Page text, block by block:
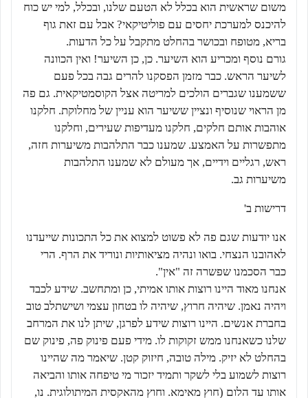
משום שראשית הוא בכלל לא הטעם שלנו, ובכלל, למי יש כוח
להיכנס למערכת יחסים עם פוליטיקאי? אבל עם זאת גוף
בריא, מטופח ובכושר בהחלט מתקבל על כל הדעות.
גורם נוסף ומכריע הוא השיער. כן, כן השיער! ואין הכוונה
לשיער הראש. כבר מזמן הפסקנו להרים גבה בכל פעם
ששמענו שגברים הולכים למריטה אצל הקוסמטיקאית. גם פה
מן הראוי שנוסיף ונציין ששיער הוא עניין של מחלוקת. חלקנו
אוהבות אותם חלקים, חלקנו מעדיפות שעירים, וחלקנו
מתפשרות על האמצע. שמענו כבר התלהבות משיערות חזה,
ראש, רגליים וידיים, אך מעולם לא שמענו התלהבות
משיערות גב.
דרישות ב'
אנו יודעות שגם פה לא פשוט למצוא את כל התכונות שייעדנו
לאהובנו הנצחי. בואו ונהיה מציאותיות ונוריד את הרף. הרי
כבר הסכמנו שפשרה זה "אין".
אנחנו מאוד היינו רוצות אותו אמיתי, כן ומתחשב. שידע לכבד
ויהיה נאמן. שיהיה חרוץ, שיהיה לו בטחון עצמי ושישתלב טוב
בחברת אנשים. היינו רוצות שידע לפרגן, שיתן לנו את המרחב
שלנו כשאנחנו ממש זקוקות לו. מידי פעם פינוק פה, פינוק שם
בהחלט לא יזיק. מילה טובה, חיזוק קטן. שיאמר מה שהיינו
רוצות לשמוע בלי לשקר ותמיד יזכור מי טיפחה אותו והביאה
אותו עד הלום (חוץ מאימא. וחוץ מהאקסית המיתולוגית. נו,